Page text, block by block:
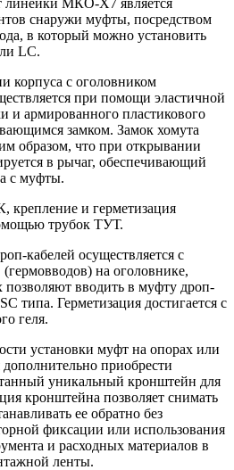
снаружи муфты, посредством
в который можно установить
LC.
корпуса с оголовником
при помощи эластичной
и армированного пластикового
замком. Замок хомута
образом, что при открывании
в рычаг, обеспечивающий
с муфты.
крепление и герметизация
трубок ТУТ.
кабелей осуществляется с
на оголовнике,
позволяют вводить в муфту дроп-
типа. Герметизация достигается с
геля.
установки муфт на опорах или
дополнительно приобрести
уникальный кронштейн для
кронштейна позволяет снимать
ее обратно без
фиксации или использования
и расходных материалов в
ленты.